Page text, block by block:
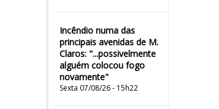
Incêndio numa das
principais avenidas de M.
Claros: "...possivelmente
alguém colocou fogo
novamente"
Sexta 07/08/26 - 15h22